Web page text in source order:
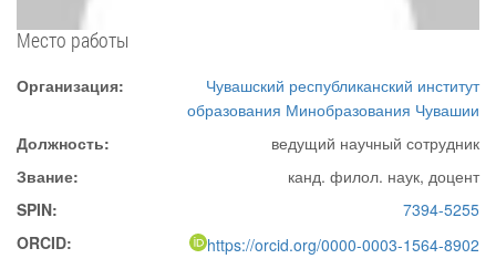
Место работы
Организация:
Чувашский республиканский институт
образования Минобразования Чувашии
Должность:
ведущий научный сотрудник
Звание:
канд. филол. наук, доцент
SPIN:
7394-5255
ORCID:
https://orcid.org/0000-0003-1564-8902